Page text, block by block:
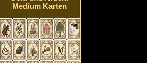
Medium Karten